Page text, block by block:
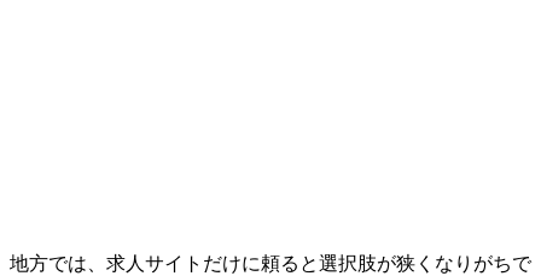
地方では、求人サイトだけに頼ると選択肢が狭くなりがちで